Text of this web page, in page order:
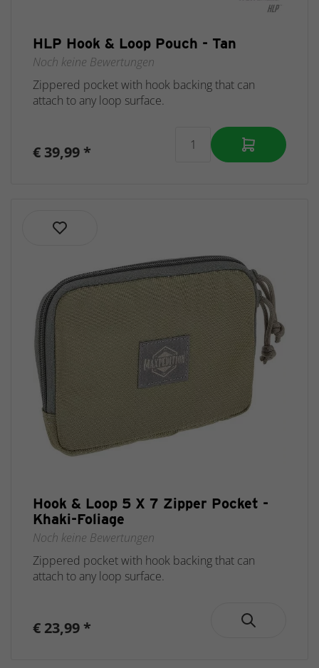
HLP Hook & Loop Pouch - Tan
Noch keine Bewertungen
Zippered pocket with hook backing that can
attach to any loop surface.
€ 39,99 *
Hook & Loop 5 X 7 Zipper Pocket -
Khaki-Foliage
Noch keine Bewertungen
Zippered pocket with hook backing that can
attach to any loop surface.
€ 23,99 *